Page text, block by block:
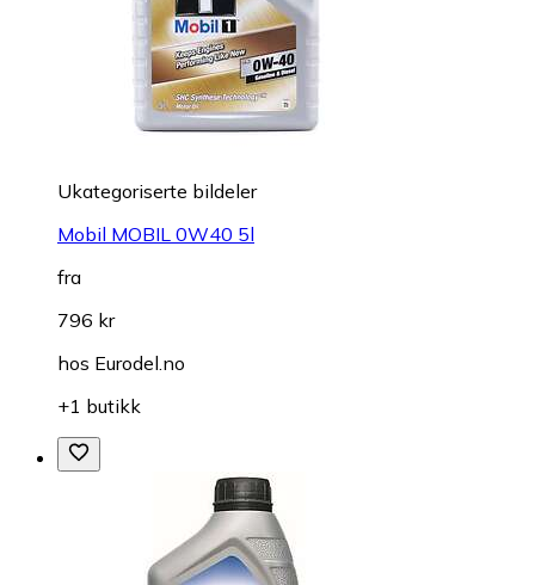
Ukategoriserte bildeler
Mobil MOBIL 0W40 5l
fra
796 kr
hos Eurodel.no
+1 butikk